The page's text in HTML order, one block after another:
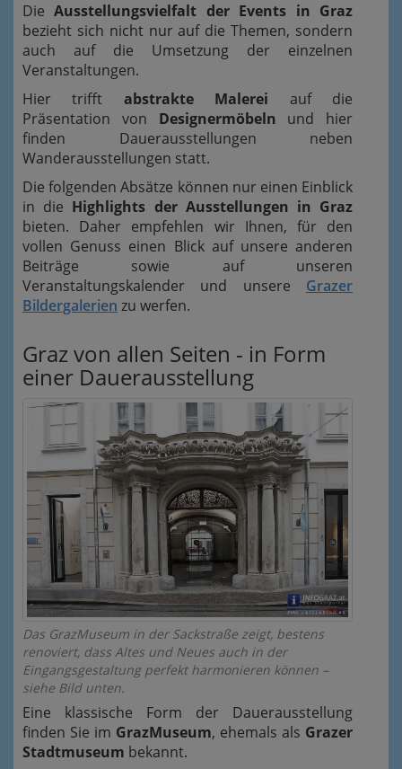
DieAusstellungsvielfalt der Events in Graz
bezieht sich nicht nur auf die Themen, sondern
auch auf die Umsetzung der einzelnen
Veranstaltungen.
Hier trifft abstrakte Malerei auf die
Präsentation von Designermöbeln und hier
finden Dauerausstellungen neben
Wanderausstellungen statt.
Die folgenden Absätze können nur einen Einblick
in die Highlights der Ausstellungen in Graz
bieten. Daher empfehlen wir Ihnen, für den
vollen Genuss einen Blick auf unsere anderen
Beiträge sowie auf unseren
Veranstaltungskalender und unsere Grazer
Bildergalerien zu werfen.
Graz von allen Seiten - in Form
einer Dauerausstellung
Das GrazMuseum in der Sackstraße zeigt, bestens
renoviert, dass Altes und Neues auch in der
Eingangsgestaltung perfekt harmonieren können –
siehe Bild unten.
Eine klassische Form der Dauerausstellung
finden Sie im GrazMuseum, ehemals als Grazer
Stadtmuseum bekannt.